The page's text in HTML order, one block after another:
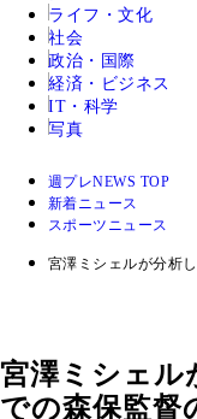
ライフ・文化
社会
政治・国際
経済・ビジネス
IT・科学
写真
週プレNEWS TOP
新着ニュース
スポーツニュース
宮澤ミシェルが分析
宮澤ミシェル
での森保監督